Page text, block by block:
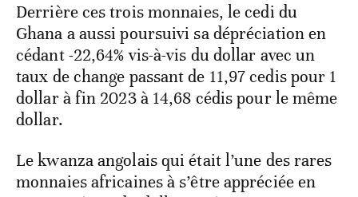
Derrière ces trois monnaies, le cedi du
Ghana a aussi poursuivi sa dépréciation en
cédant -22,64% vis-à-vis du dollar avec un
taux de change passant de 11,97 cedis pour 1
dollar à fin 2023 à 14,68 cédis pour le même
dollar.
Le kwanza angolais qui était l’une des rares
monnaies africaines à s’être appréciée en